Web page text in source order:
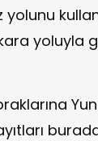
yoluyla